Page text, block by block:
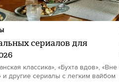
сериалов для
классика», «Бухта вдов», «Вне
и другие сериалы с легким вайбом